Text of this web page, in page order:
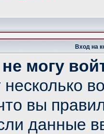
Вход на
могу
вы
данные